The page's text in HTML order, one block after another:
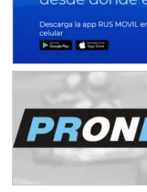
SUR SANTAFESINO - F4
Rufino (Santa Fe)
TUCUMANO - F5
Juan Navarro (Asfalto)
El Timbó (Tucumán)